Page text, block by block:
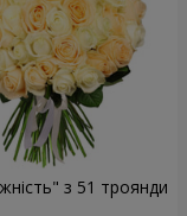
з 51 троянди